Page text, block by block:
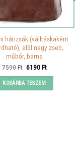
hátizsák (válltáskaként
elöl nagy zseb,
műbőr, barna
7590Ft Original
was:
7590 Ft.
6190FtCurrent
KOSÁRBA TESZEM